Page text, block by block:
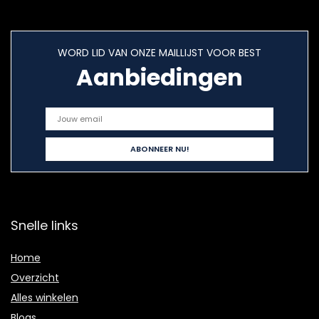
WORD LID VAN ONZE MAILLIJST VOOR BEST
Aanbiedingen
Snelle links
Home
Overzicht
Alles winkelen